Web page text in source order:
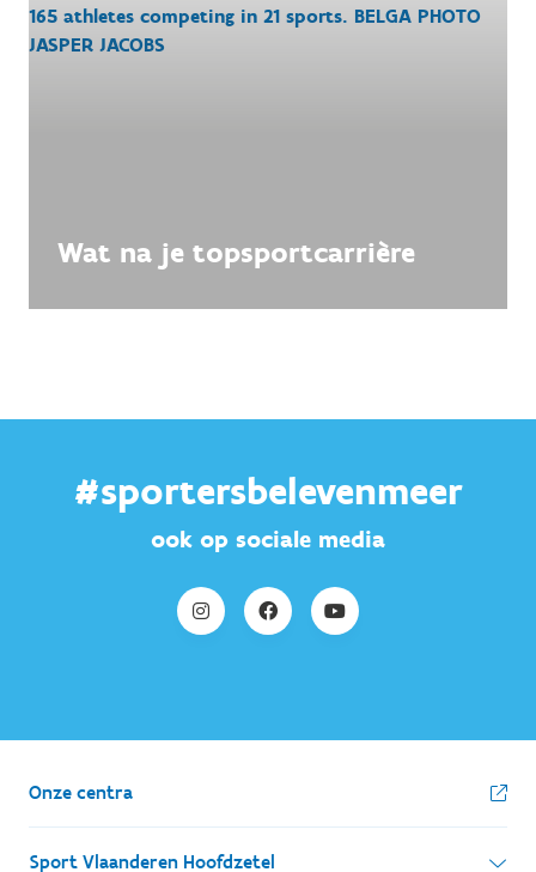
Wat na je topsportcarrière
#sportersbelevenmeer
ook op sociale media
Onze centra
Sport Vlaanderen Hoofdzetel